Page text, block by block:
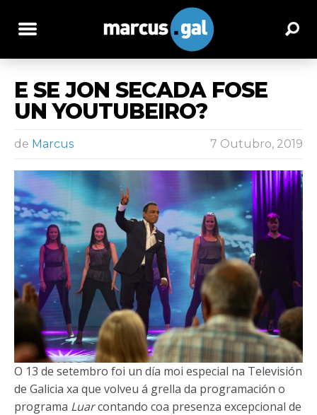
E SE JON SECADA FOSE
UN YOUTUBEIRO?
de Marcus 7 Outubro, 2019
O 13 de setembro foi un día moi especial na Televisión
de Galicia xa que volveu á grella da programación o
programa Luarcontando coa presenza excepcional de